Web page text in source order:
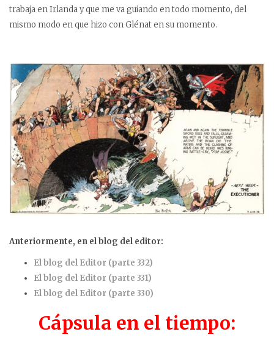
trabaja en Irlanda y que me va guiando en todo momento, del
mismo modo en que hizo con Glénat en su momento.
Anteriormente, en el blog del editor:
El blog del Editor (parte 332)
El blog del Editor (parte 331)
El blog del Editor (parte 330)
Cápsula en el tiempo: